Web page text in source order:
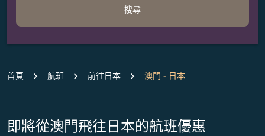
搜尋
首頁 航班 前往日本 澳門 - 日本
即將從澳門飛往日本的航班優惠